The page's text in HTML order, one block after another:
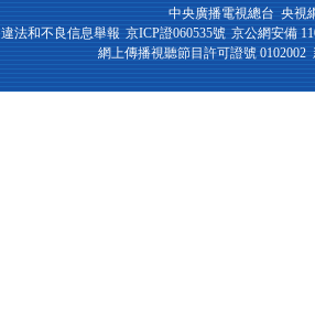
中央廣播電視總台 央視
違法和不良信息舉報 京ICP證060535號 京公網安備
網上傳播視聽節目許可證號 0102002